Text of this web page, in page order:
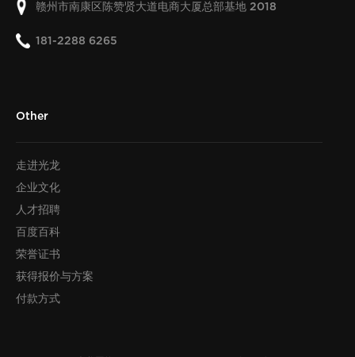
赣州市南康区陈赞贤大道电商大厦总部基地 2018
181-2288 6265
Other
走进光龙
企业文化
人才招聘
百度百科
荣誉证书
获得报价与方案
付款方式